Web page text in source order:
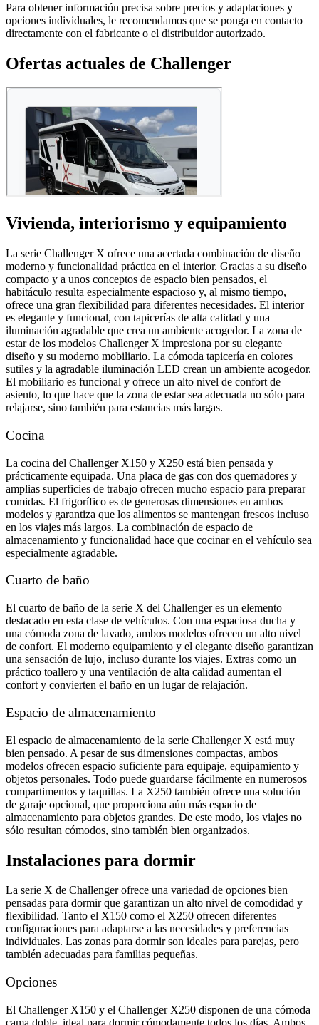
Para obtener información precisa sobre precios y adaptaciones y
opciones individuales, le recomendamos que se ponga en contacto
directamente con el fabricante o el distribuidor autorizado.
Ofertas actuales de Challenger
Vivienda, interiorismo y equipamiento
La serie Challenger X ofrece una acertada combinación de diseño
moderno y funcionalidad práctica en el interior. Gracias a su diseño
compacto y a unos conceptos de espacio bien pensados, el
habitáculo resulta especialmente espacioso y, al mismo tiempo,
ofrece una gran flexibilidad para diferentes necesidades. El interior
es elegante y funcional, con tapicerías de alta calidad y una
iluminación agradable que crea un ambiente acogedor. La zona de
estar de los modelos Challenger X impresiona por su elegante
diseño y su moderno mobiliario. La cómoda tapicería en colores
sutiles y la agradable iluminación LED crean un ambiente acogedor.
El mobiliario es funcional y ofrece un alto nivel de confort de
asiento, lo que hace que la zona de estar sea adecuada no sólo para
relajarse, sino también para estancias más largas.
Cocina
La cocina del Challenger X150 y X250 está bien pensada y
prácticamente equipada. Una placa de gas con dos quemadores y
amplias superficies de trabajo ofrecen mucho espacio para preparar
comidas. El frigorífico es de generosas dimensiones en ambos
modelos y garantiza que los alimentos se mantengan frescos incluso
en los viajes más largos. La combinación de espacio de
almacenamiento y funcionalidad hace que cocinar en el vehículo sea
especialmente agradable.
Cuarto de baño
El cuarto de baño de la serie X del Challenger es un elemento
destacado en esta clase de vehículos. Con una espaciosa ducha y
una cómoda zona de lavado, ambos modelos ofrecen un alto nivel
de confort. El moderno equipamiento y el elegante diseño garantizan
una sensación de lujo, incluso durante los viajes. Extras como un
práctico toallero y una ventilación de alta calidad aumentan el
confort y convierten el baño en un lugar de relajación.
Espacio de almacenamiento
El espacio de almacenamiento de la serie Challenger X está muy
bien pensado. A pesar de sus dimensiones compactas, ambos
modelos ofrecen espacio suficiente para equipaje, equipamiento y
objetos personales. Todo puede guardarse fácilmente en numerosos
compartimentos y taquillas. La X250 también ofrece una solución
de garaje opcional, que proporciona aún más espacio de
almacenamiento para objetos grandes. De este modo, los viajes no
sólo resultan cómodos, sino también bien organizados.
Instalaciones para dormir
La serie X de Challenger ofrece una variedad de opciones bien
pensadas para dormir que garantizan un alto nivel de comodidad y
flexibilidad. Tanto el X150 como el X250 ofrecen diferentes
configuraciones para adaptarse a las necesidades y preferencias
individuales. Las zonas para dormir son ideales para parejas, pero
también adecuadas para familias pequeñas.
Opciones
El Challenger X150 y el Challenger X250 disponen de una cómoda
cama doble, ideal para dormir cómodamente todos los días. Ambos